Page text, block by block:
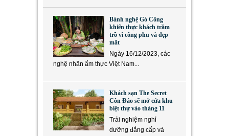
Bánh nghệ Gò Công
khiến thực khách trầm
trồ vì công phu và đẹp
mắt
Ngày 16/12/2023, các
nghệ nhân ẩm thực Việt Nam...
Khách sạn The Secret
Côn Đảo sẽ mở cửa khu
biệt thự vào tháng 11
Trải nghiệm nghỉ
dưỡng đẳng cấp và